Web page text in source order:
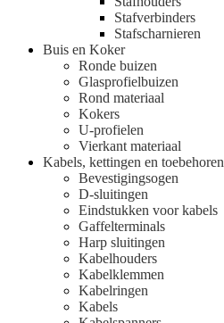
Stafverbinders
Stafscharnieren
Buis en Koker
Ronde buizen
Glasprofielbuizen
Rond materiaal
Kokers
U-profielen
Vierkant materiaal
Kabels, kettingen en toebehoren
Bevestigingsogen
D-sluitingen
Eindstukken voor kabels
Gaffelterminals
Harp sluitingen
Kabelhouders
Kabelklemmen
Kabelringen
Kabels